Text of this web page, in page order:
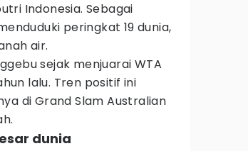
Indonesia. Sebagai
peringkat 19 dunia,
air.
sejak menjuarai WTA
lalu. Tren positif ini
di Grand Slam Australian
dunia